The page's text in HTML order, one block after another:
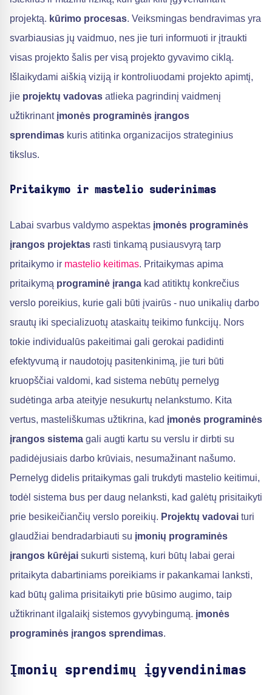
projektą. kūrimo procesas. Veiksmingas bendravimas yra
svarbiausias jų vaidmuo, nes jie turi informuoti ir įtraukti
visas projekto šalis per visą projekto gyvavimo ciklą.
Išlaikydami aiškią viziją ir kontroliuodami projekto apimtį,
jie projektų vadovas atlieka pagrindinį vaidmenį
užtikrinant įmonės programinės įrangos
sprendimas kuris atitinka organizacijos strateginius
tikslus.
Pritaikymo ir mastelio suderinimas
Labai svarbus valdymo aspektas įmonės programinės
įrangos projektas rasti tinkamą pusiausvyrą tarp
pritaikymo ir mastelio keitimas. Pritaikymas apima
pritaikymą programinė įranga kad atitiktų konkrečius
verslo poreikius, kurie gali būti įvairūs - nuo unikalių darbo
srautų iki specializuotų ataskaitų teikimo funkcijų. Nors
tokie individualūs pakeitimai gali gerokai padidinti
efektyvumą ir naudotojų pasitenkinimą, jie turi būti
kruopščiai valdomi, kad sistema nebūtų pernelyg
sudėtinga arba ateityje nesukurtų nelankstumo. Kita
vertus, masteliškumas užtikrina, kad įmonės programinės
įrangos sistema gali augti kartu su verslu ir dirbti su
padidėjusiais darbo krūviais, nesumažinant našumo.
Pernelyg didelis pritaikymas gali trukdyti mastelio keitimui,
todėl sistema bus per daug nelanksti, kad galėtų prisitaikyti
prie besikeičiančių verslo poreikių. Projektų vadovai turi
glaudžiai bendradarbiauti su įmonių programinės
įrangos kūrėjai sukurti sistemą, kuri būtų labai gerai
pritaikyta dabartiniams poreikiams ir pakankamai lanksti,
kad būtų galima prisitaikyti prie būsimo augimo, taip
užtikrinant ilgalaikį sistemos gyvybingumą. įmonės
programinės įrangos sprendimas.
Įmonių sprendimų įgyvendinimas